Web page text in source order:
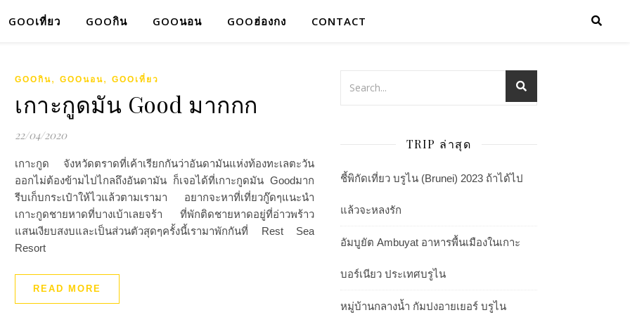
GOOเที่ยว GOOกิน GOOนอน GOOฮ่องกง CONTACT
GOOกิน, GOOนอน, GOOเที่ยว
เกาะกูดมัน Good มากกก
22/04/2020
เกาะกูด จังหวัดตราดที่เค้าเรียกกันว่าอันดามันแห่งท้องทะเลตะวัน
ออกไม่ต้องข้ามไปไกลถึงอันดามัน ก็เจอได้ที่เกาะกูดมัน Goodมาก
รีบเก็บกระเป๋าให้ไวแล้วตามเรามา อยากจะหาที่เที่ยวกู๊ดๆแนะนำ
เกาะกูดชายหาดที่บางเบ้าเลยจร้า ที่พักติดชายหาดอยู่ที่อ่าวพร้าว
แสนเงียบสงบและเป็นส่วนตัวสุดๆครั้งนี้เรามาพักกันที่ Rest Sea
Resort
READ MORE
TRIP ล่าสุด
ชี้พิกัดเที่ยว บรูไน (Brunei) 2023 ถ้าได้ไป
แล้วจะหลงรัก
อัมบูยัต Ambuyat อาหารพื้นเมืองในเกาะ
บอร์เนียว ประเทศบรูไน
หมู่บ้านกลางน้ำ กัมปงอายเยอร์ บรูไน